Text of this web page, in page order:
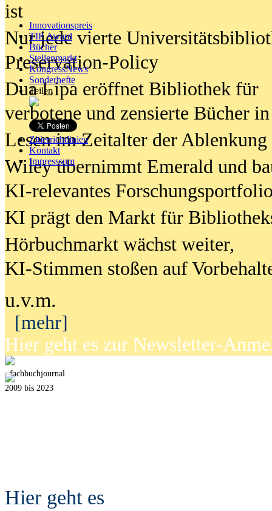
Innovationspreis
TIP Award
Bücher
Stellenmarkt
KongressNews
Sonderhefte
Teilen
Zitierrichtlinien
Kontakt
Impresssum
ist
Nur jede vierte
Preservation-Policy
Dua Lipa eröffnet Bibliothek für
verbotene und zensierte Bücher
Lesen im Zeitalter der Ablenkung
Wiley übernimmt Emerald und
KI-relevantes
KI prägt den Markt für
Hörbuchmarkt wächst weiter,
KI-Stimmen stoßen auf
u.v.m.
[mehr]
Hier geht es zur Newsletter-
fachbuchjournal
2009 bis 2023
Hier geht es